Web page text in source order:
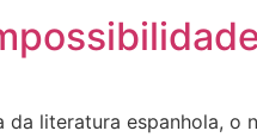
da literatura espanhola,